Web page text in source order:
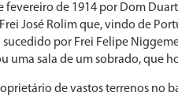
fevereiro de 1914 por Dom
José Rolim que, vindo de
por Frei Felipe
uma sala de um sobrado, que
de vastos terrenos no